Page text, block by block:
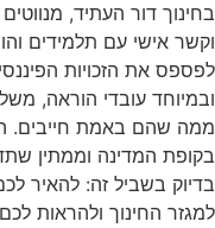
בחינוך דור העתיד,
וקשר אישי עם תלמידים
לפספס את הזכויות
ובמיוחד עובדי הוראה,
ממה שהם באמת חייבים.
בקופת המדינה וממתין
בדיוק בשביל זה: להאיר
למגזר החינוך ולהראות